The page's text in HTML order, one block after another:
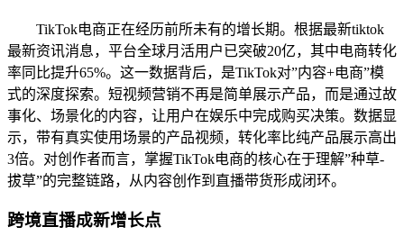
TikTok电商正在经历前所未有的增长期。根据最新tiktok
最新资讯消息，平台全球月活用户已突破20亿，其中电商转化
率同比提升65%。这一数据背后，是TikTok对”内容+电商”模
式的深度探索。短视频营销不再是简单展示产品，而是通过故
事化、场景化的内容，让用户在娱乐中完成购买决策。数据显
示，带有真实使用场景的产品视频，转化率比纯产品展示高出
3倍。对创作者而言，掌握TikTok电商的核心在于理解”种草-
拔草”的完整链路，从内容创作到直播带货形成闭环。
跨境直播成新增长点